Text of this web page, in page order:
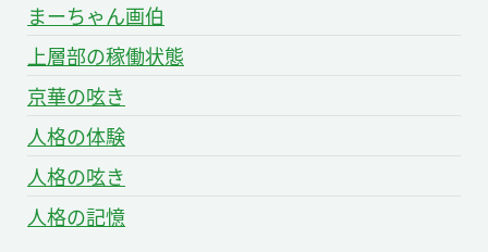
まーちゃん画伯
上層部の稼働状態
京華の呟き
人格の体験
人格の呟き
人格の記憶